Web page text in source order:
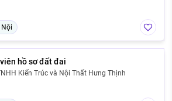
Nội
hồ sơ đất đai
Kiến Trúc và Nội Thất Hưng Thịnh